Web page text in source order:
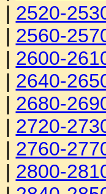
| 2520-
| 2560-
| 2600-
| 2640-
| 2680-
| 2720-
| 2760-
| 2800-